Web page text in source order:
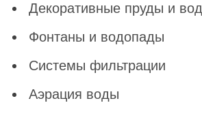
Декоративные пруды и
Фонтаны и водопады
Системы фильтрации
Аэрация воды